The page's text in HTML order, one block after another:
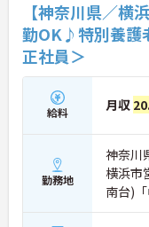
【神奈川県／
勤OK♪特別養護
正社員＞
給料 月収
勤務地
神奈川
横浜市
南台)